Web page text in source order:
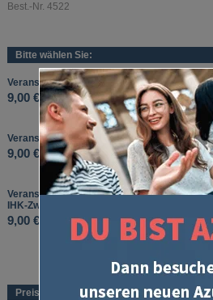
Best.-Nr. 4522
Bitte wählen Sie:
Veranstaltungskaufmann/-frau IHK-
9,00 €
Veranstaltungskaufmann/-frau IHK-
9,00 €
Veranstaltungskaufmann/-frau
IHK-Zwischenprüfung
9,00 €
Preise (pro Stück und Sorte)